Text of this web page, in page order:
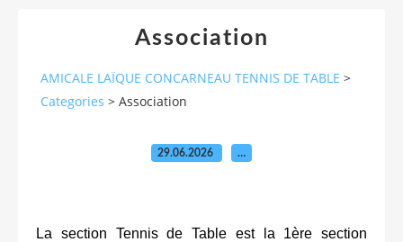
Association
AMICALE LAÏQUE CONCARNEAU TENNIS DE TABLE >
Categories > Association
29.06.2026 …
La section Tennis de Table est la 1ère section